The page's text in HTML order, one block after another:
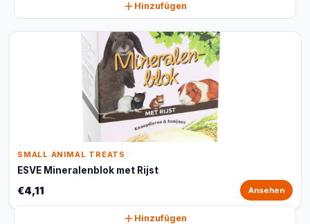
Hinzufügen
SMALL ANIMAL TREATS
ESVE Mineralenblok met Rijst
€4,11 Ansehen
Hinzufügen